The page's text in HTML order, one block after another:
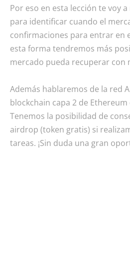
Por eso en esta lección te voy
para identificar cuando el
confirmaciones para entrar en
esta forma tendremos más
mercado pueda recuperar con
Además hablaremos de la red
blockchain capa 2 de
Tenemos la posibilidad de
airdrop (token gratis) si
tareas. ¡Sin duda una gran